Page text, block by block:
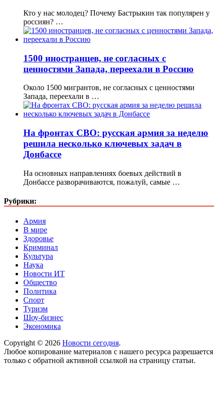
Кто у нас молодец? Почему Бастрыкин так популярен у
россиян? …
1500 иностранцев, не согласных с
ценностями Запада, переехали в Россию
Около 1500 мигрантов, не согласных с ценностями
Запада, переехали в …
На фронтах СВО: русская армия за неделю
решила несколько ключевых задач в
Донбассе
На основных направлениях боевых действий в
Донбассе разворачиваются, пожалуй, самые …
Рубрики:
Армия
В мире
Здоровье
Криминал
Культура
Наука
Новости ИТ
Общество
Политика
Спорт
Туризм
Шоу-бизнес
Экономика
Copyright © 2026 Новости сегодня.
Любое копирование материалов с нашего ресурса разрешается
только с обратной активной ссылкой на страницу статьи.